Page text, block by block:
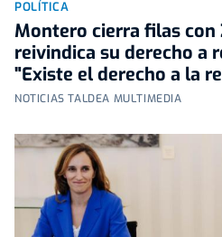
POLÍTICA
Montero cierra filas con
reivindica su derecho a
"Existe el derecho a la
NOTICIAS TALDEA MULTIMEDIA